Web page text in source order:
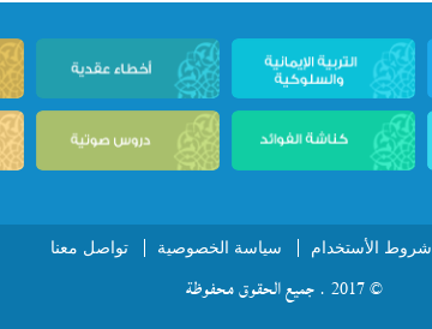
شروط الأستخدام سياسة الخصوصية تواصل معنا
© 2017 . جميع الحقوق محفوظة